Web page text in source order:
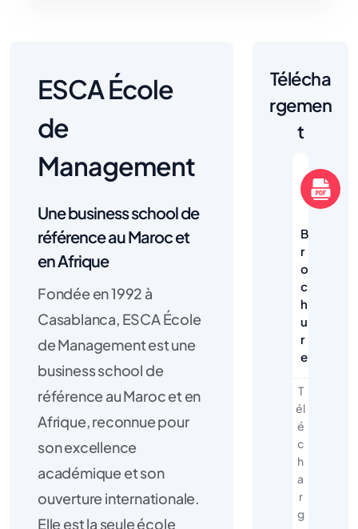
ESCA École
de
Management
Une business school de
référence au Maroc et
en Afrique
Fondée en 1992 à
Casablanca, ESCA École
de Management est une
business school de
référence au Maroc et en
Afrique, reconnue pour
son excellence
académique et son
ouverture internationale.
Elle est la seule école
Télécha
rgemen
t
B
r
o
c
h
u
r
e
T
él
é
c
h
a
r
g